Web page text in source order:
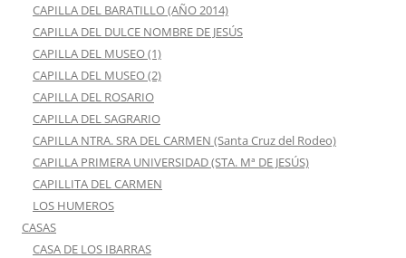
CAPILLA DEL BARATILLO (AÑO 2014)
CAPILLA DEL DULCE NOMBRE DE JESÚS
CAPILLA DEL MUSEO (1)
CAPILLA DEL MUSEO (2)
CAPILLA DEL ROSARIO
CAPILLA DEL SAGRARIO
CAPILLA NTRA. SRA DEL CARMEN (Santa Cruz del Rodeo)
CAPILLA PRIMERA UNIVERSIDAD (STA. Mª DE JESÚS)
CAPILLITA DEL CARMEN
LOS HUMEROS
CASAS
CASA DE LOS IBARRAS